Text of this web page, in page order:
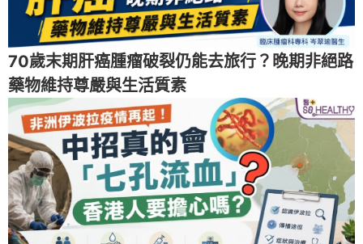
70歲末期肝癌腫瘤破裂仍能去旅行？晚期非絕路
藥物維持尊嚴與生活質素